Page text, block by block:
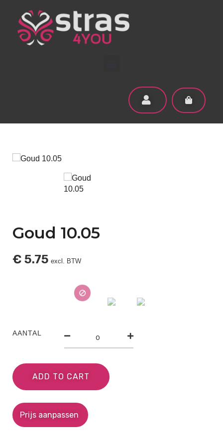
Goud 10.05
€ 5.75 excl. BTW
AANTAL
ADD TO CART
Prijs aanpassen